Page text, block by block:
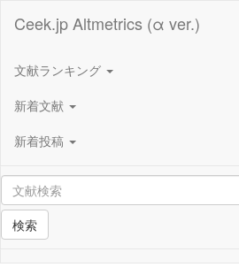
Ceek.jp Altmetrics (α ver.)
文献ランキング
新着文献
新着投稿
検索